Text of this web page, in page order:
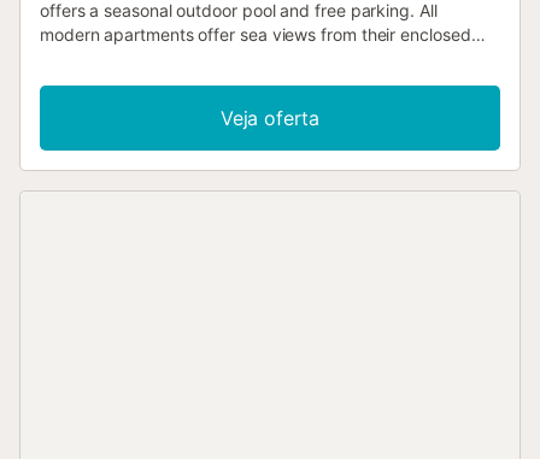
offers a seasonal outdoor pool and free parking. All
modern apartments offer sea views from their enclosed
Veja oferta